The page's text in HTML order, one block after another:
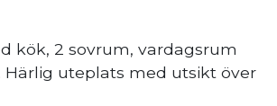
kök, 2 sovrum, vardagsrum
uteplats med utsikt över